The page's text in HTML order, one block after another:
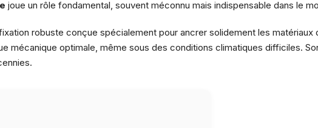
joue un rôle fondamental, souvent méconnu mais indispensable dans le
robuste conçue spécialement pour ancrer solidement les
mécanique optimale, même sous des conditions climatiques difficiles.